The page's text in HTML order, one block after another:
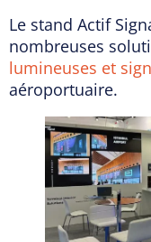
Le stand Actif
nombreuses
lumineuses et
aéroportuaire.